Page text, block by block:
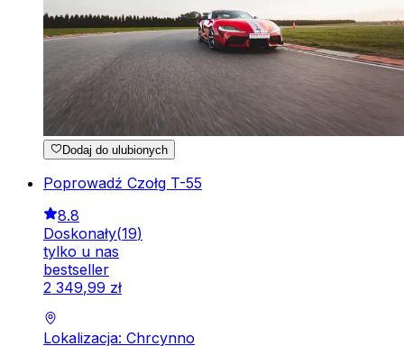
Dodaj do ulubionych
Poprowadź Czołg T-55
8.8
Doskonały(19)
tylko u nas
bestseller
2 349,99 zł
Lokalizacja: Chrcynno